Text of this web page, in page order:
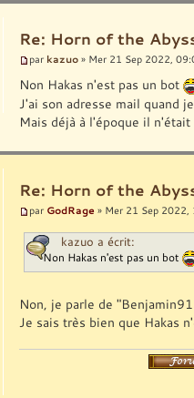
Re: Horn of the
par kazuo » Mer 21 Sep 2022,
Non Hakas n'est pas un bot
J'ai son adresse mail quand
Mais déjà à l'époque il
Re: Horn of the
par GodRage » Mer 21 Sep 2022,
kazuo a écrit:
Non Hakas n'est pas un bot
Non, je parle de
Je sais très bien que Hakas